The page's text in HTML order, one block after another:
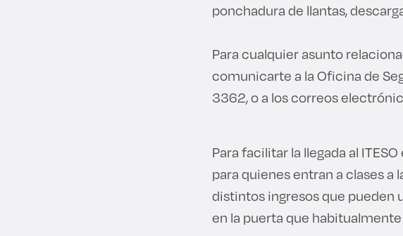
ponchadura de llantas,
Para cualquier asunto
comunicarte a la Oficina de
3362, o a los correos
Para facilitar la llegada al
para quienes entran a clases a
distintos ingresos que
en la puerta que